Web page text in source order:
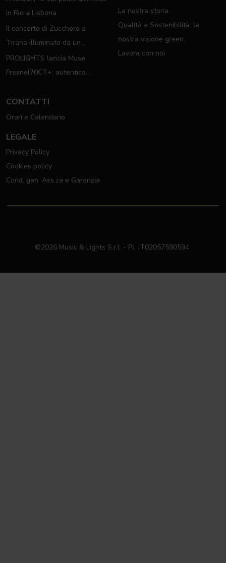
in Rio a Lisbona
Il concerto di Zucchero a
Tirana illuminato da un
completo rig PROLIGHTS
PROLIGHTS lancia Muse
Fresnel70CT+: autentico
La nostra storia
Qualità e Sostenibilità: la
nostra visione green
Lavora con noi
CONTATTI
Orari e Calendario
LEGALE
Privacy Policy
Cookies policy
Cond. gen. Ass.za e Garanzia
©2026 Music & Lights S.r.l. - P.I. IT02057590594